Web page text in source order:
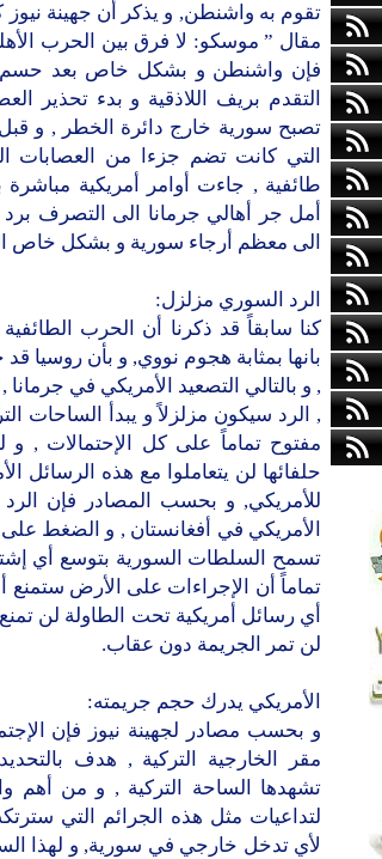
تقوم به واشنطن, و يذكر أن جهينة
مقال ” موسكو: لا فرق بين الحرب
فإن واشنطن و بشكل خاص بعد حسم
التقدم بريف اللاذقية و بدء تحذير
تصبح سورية خارج دائرة الخطر , و
التي كانت تضم جزءا من العصابات
طائفية , جاءت أوامر أمريكية
أمل جر أهالي جرمانا الى التصرف برد
الى معظم أرجاء سورية و بشكل خاص
الرد السوري مزلزل:
كنا سابقاً قد ذكرنا أن الحرب
بانها بمثابة هجوم نووي, و بأن روسيا
, و بالتالي التصعيد الأمريكي في
, الرد سيكون مزلزلاً و يبدأ الساحات
مفتوح تماماً على كل الإحتمالات ,
حلفائها لن يتعاملوا مع هذه الرسائل
للأمريكي, و بحسب المصادر فإن
الأمريكي في أفغانستان , و الضغط
تسمح السلطات السورية بتوسع أي
تماماً أن الإجراءات على الأرض
أي رسائل أمريكية تحت الطاولة لن
لن تمر الجريمة دون عقاب.
الأمريكي يدرك حجم جريمته:
و بحسب مصادر لجهينة نيوز فإن
مقر الخارجية التركية , هدف
تشهدها الساحة التركية , و من أهم
لتداعيات مثل هذه الجرائم التي
لأي تدخل خارجي في سورية, و لهذا